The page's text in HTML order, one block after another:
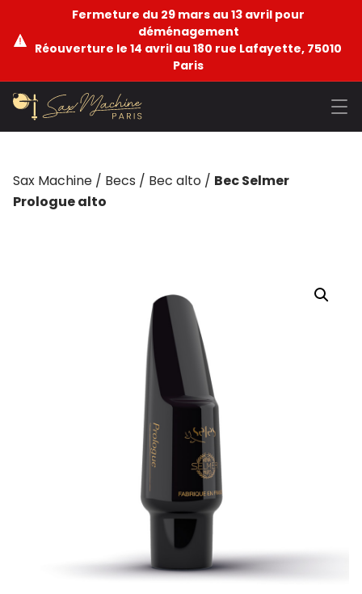
Fermeture du 29 mars au 13 avril pour
déménagement
Réouverture le 14 avril au 180 rue Lafayette, 75010
Paris
Sax Machine / Becs / Bec alto / Bec Selmer
Prologue alto